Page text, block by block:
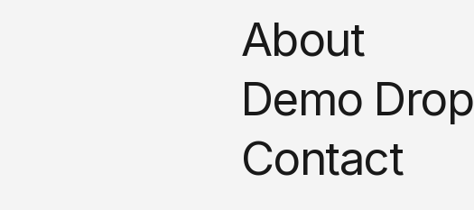
About
Demo Drop
Contact